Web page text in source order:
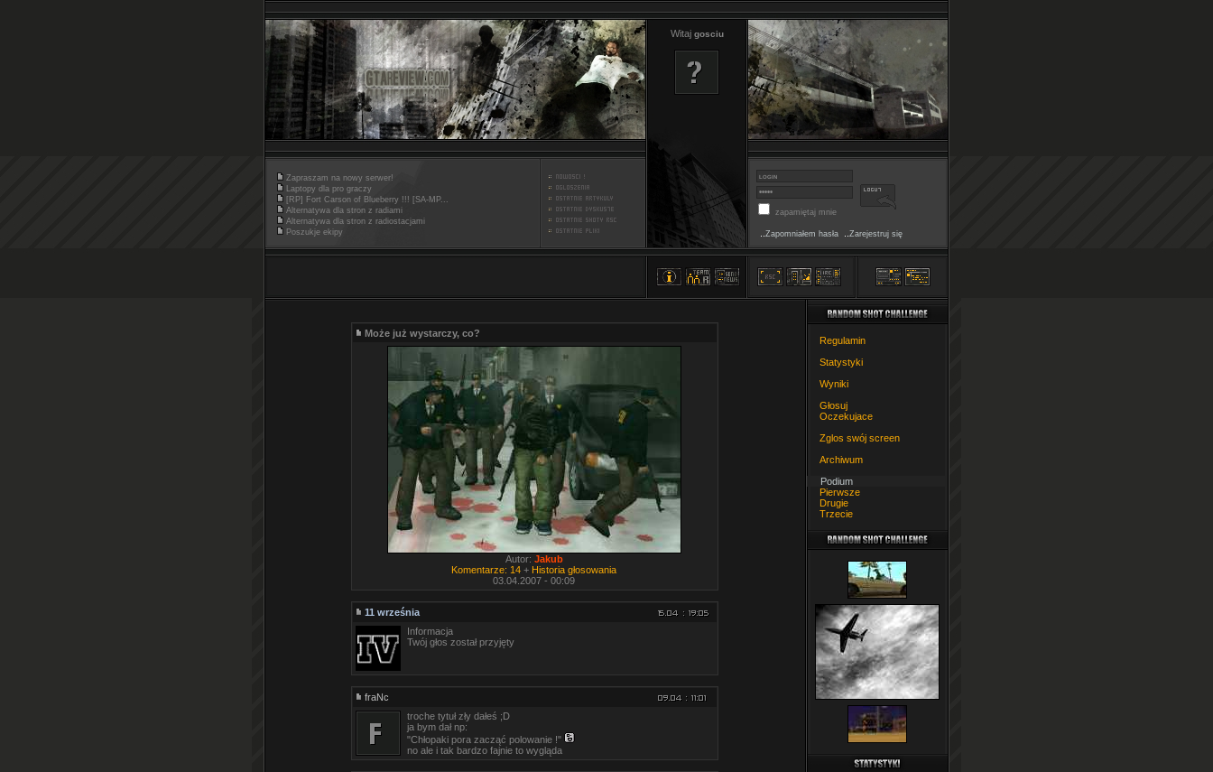
Zapraszam na nowy serwer!
Laptopy dla pro graczy
[RP] Fort Carson of Blueberry !!! [SA-MP...
Alternatywa dla stron z radiami
Alternatywa dla stron z radiostacjami
Poszukje ekipy
Witaj gosciu
zapamiętaj mnie
Zapomniałem hasła Zarejestruj się
Może już wystarczy, co?
Autor: Jakub
Komentarze: 14 + Historia głosowania
03.04.2007 - 00:09
11 września
Informacja
Twój głos został przyjęty
fraNc
troche tytuł zły dałeś ;D
ja bym dał np:
"Chłopaki pora zacząć polowanie !"
no ale i tak bardzo fajnie to wygląda
Regulamin
Statystyki
Wyniki
Głosuj
Oczekujace
Zglos swój screen
Archiwum
Podium
Pierwsze
Drugie
Trzecie